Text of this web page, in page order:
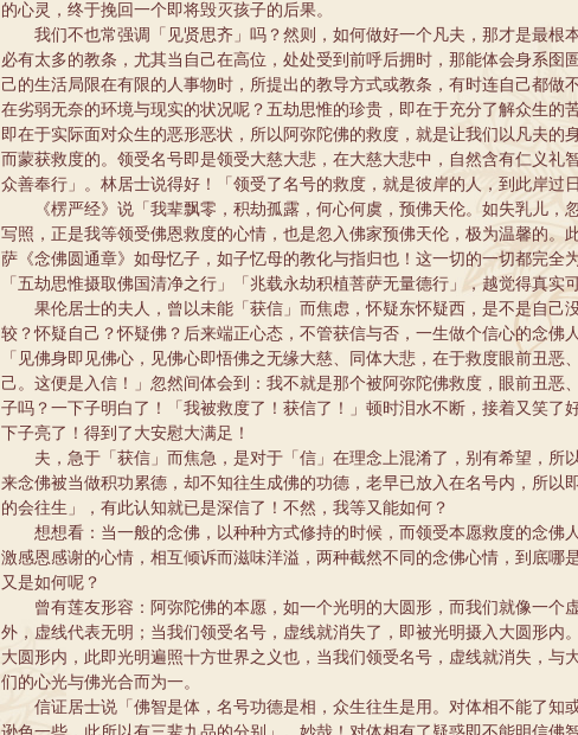
的心灵，终于挽回一个即将毁灭孩子的后果。
我们不也常强调「见贤思齐」吗？然则，如何做好一个凡夫，那才是最根
必有太多的教条，尤其当自己在高位，处处受到前呼后拥时，那能体会身系囹
己的生活局限在有限的人事物时，所提出的教导方式或教条，有时连自己都做
在劣弱无奈的环境与现实的状况呢？五劫思惟的珍贵，即在于充分了解众生的
即在于实际面对众生的恶形恶状，所以阿弥陀佛的救度，就是让我们以凡夫的
而蒙获救度的。领受名号即是领受大慈大悲，在大慈大悲中，自然含有仁义礼
众善奉行」。林居士说得好！「领受了名号的救度，就是彼岸的人，到此岸过
《楞严经》说「我辈飘零，积劫孤露，何心何虞，预佛天伦。如失乳儿，
写照，正是我等领受佛恩救度的心情，也是忽入佛家预佛天伦，极为温馨的。
萨《念佛圆通章》如母忆子，如子忆母的教化与指归也！这一切的一切都完全
「五劫思惟摄取佛国清净之行」「兆载永劫积植菩萨无量德行」，越觉得真实
果伦居士的夫人，曾以未能「获信」而焦虑，怀疑东怀疑西，是不是自己
较？怀疑自己？怀疑佛？后来端正心态，不管获信与否，一生做个信心的念佛
「见佛身即见佛心，见佛心即悟佛之无缘大慈、同体大悲，在于救度眼前丑恶
己。这便是入信！」忽然间体会到：我不就是那个被阿弥陀佛救度，眼前丑恶
子吗？一下子明白了！「我被救度了！获信了！」顿时泪水不断，接着又笑了
下子亮了！得到了大安慰大满足！
夫，急于「获信」而焦急，是对于「信」在理念上混淆了，别有希望，所
来念佛被当做积功累德，却不知往生成佛的功德，老早已放入在名号内，所以
的会往生」，有此认知就已是深信了！不然，我等又能如何？
想想看：当一般的念佛，以种种方式修持的时候，而领受本愿救度的念佛
激感恩感谢的心情，相互倾诉而滋味洋溢，两种截然不同的念佛心情，到底哪
又是如何呢？
曾有莲友形容：阿弥陀佛的本愿，如一个光明的大圆形，而我们就像一个
外，虚线代表无明；当我们领受名号，虚线就消失了，即被光明摄入大圆形内
大圆形内，此即光明遍照十方世界之义也，当我们领受名号，虚线就消失，与
们的心光与佛光合而为一。
信证居士说「佛智是体，名号功德是相，众生往生是用。对体相不能了知